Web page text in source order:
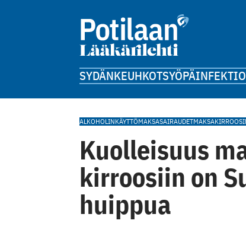
SYDÄNKEUHKOTSYÖPÄ
ALKOHOLINKÄYTTÖMAKSASAIRAUDETMAKSAKIRROOSI
Kuolleisuus
kirroosiin on
huippua